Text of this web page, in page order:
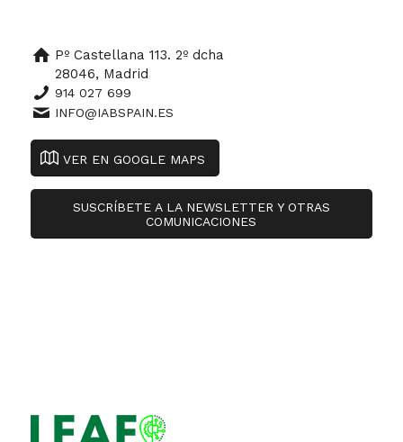
Pº Castellana 113. 2º dcha
28046, Madrid
914 027 699
INFO@IABSPAIN.ES
VER EN GOOGLE MAPS
SUSCRÍBETE A LA NEWSLETTER Y OTRAS
COMUNICACIONES